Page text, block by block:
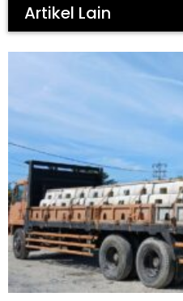
Artikel Lain